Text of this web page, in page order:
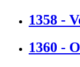
1358 -
1360 -